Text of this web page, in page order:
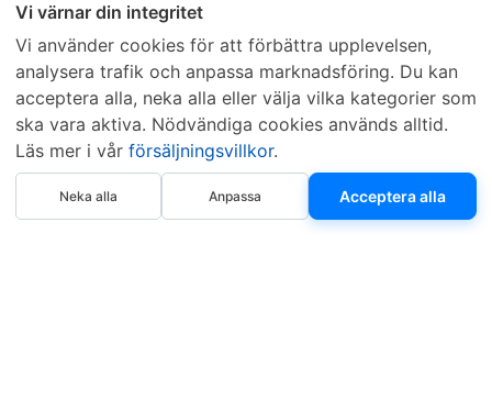
Vi värnar din integritet
Vi använder cookies för att förbättra upplevelsen,
analysera trafik och anpassa marknadsföring. Du kan
acceptera alla, neka alla eller välja vilka kategorier som
ska vara aktiva. Nödvändiga cookies används alltid.
Läs mer i vår försäljningsvillkor.
Neka alla Anpassa Acceptera alla
Köp nu
Sveriges mest sålda dieselbox
Kontakta KCR
Om KCR/Garantier
Återförsäljare
Sök KCR-box